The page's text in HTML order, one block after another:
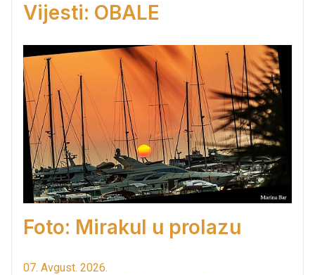
Vijesti: OBALE
Foto: Mirakul u prolazu
07. Avgust. 2026.